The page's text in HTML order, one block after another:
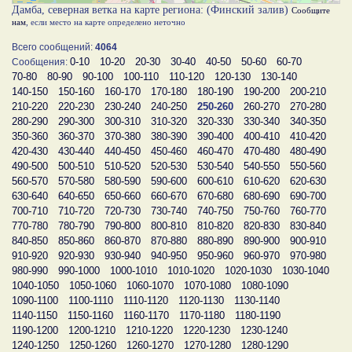
Дамба, северная ветка на карте региона: (Финский залив) Сообщите
нам , если место на карте определено неточно
Всего сообщений: 4064
Сообщения: 0-10 10-20 20-30 30-40 40-50 50-60
60-70
70-80
80-90 90-100 100-110 110-120 120-130
130-140
140-150
150-160 160-170 170-180 180-190 190-200
200-210
210-220
220-230 230-240 240-250 250-260 260-270
270-280
280-290
290-300 300-310 310-320 320-330 330-340
340-350
350-360
360-370 370-380 380-390 390-400 400-410
410-420
420-430
430-440 440-450 450-460 460-470 470-480
480-490
490-500
500-510 510-520 520-530 530-540 540-550
550-560
560-570
570-580 580-590 590-600 600-610 610-620
620-630
630-640
640-650 650-660 660-670 670-680 680-690
690-700
700-710
710-720 720-730 730-740 740-750 750-760
760-770
770-780
780-790 790-800 800-810 810-820 820-830
830-840
840-850
850-860 860-870 870-880 880-890 890-900
900-910
910-920
920-930 930-940 940-950 950-960 960-970
970-980
980-990
990-1000 1000-1010 1010-1020 1020-1030
1030-1040
1040-1050
1050-1060 1060-1070 1070-1080
1080-1090
1090-1100
1100-1110 1110-1120 1120-1130
1130-1140
1140-1150
1150-1160 1160-1170 1170-1180
1180-1190
1190-1200
1200-1210 1210-1220 1220-1230
1230-1240
1240-1250
1250-1260 1260-1270 1270-1280
1280-1290